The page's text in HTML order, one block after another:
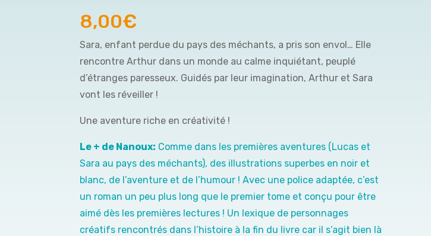
8,00€
Sara, enfant perdue du pays des méchants, a pris son envol… Elle
rencontre Arthur dans un monde au calme inquiétant, peuplé
d’étranges paresseux. Guidés par leur imagination, Arthur et Sara
vont les réveiller !
Une aventure riche en créativité !
Le + de Nanoux: Comme dans les premières aventures (Lucas et
Sara au pays des méchants), des illustrations superbes en noir et
blanc, de l’aventure et de l’humour ! Avec une police adaptée, c’est
un roman un peu plus long que le premier tome et conçu pour être
aimé dès les premières lectures ! Un lexique de personnages
créatifs rencontrés dans l’histoire à la fin du livre car il s’agit bien là